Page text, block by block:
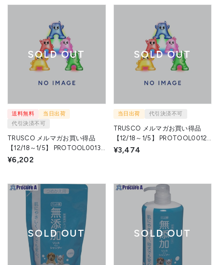
SOLD OUT
送料無料
当日出荷
代引決済不可
TRUSCO メルマガお買い得品
【12/18～1/5】 PROTOOL0013
1S トラスコ中山(株) ▼626-4865
¥6,202
SOLD OUT
当日出荷 代引決済不可
TRUSCO メルマガお買い得品
【12/18～1/5】 PROTOOL0012
1S トラスコ中山(株) ▼626-4864
¥3,474
SOLD OUT SOLD OUT